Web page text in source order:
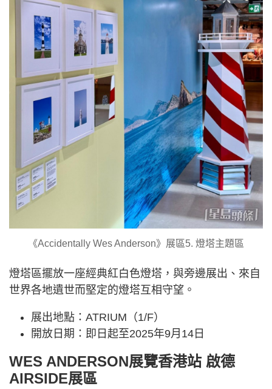
《Accidentally Wes Anderson》展區5. 燈塔主題區
燈塔區擺放一座經典紅白色燈塔，與旁邊展出、來自
世界各地遺世而堅定的燈塔互相守望。
展出地點：ATRIUM（1/F）
開放日期：即日起至2025年9月14日
WES ANDERSON展覽香港站 啟德
AIRSIDE展區